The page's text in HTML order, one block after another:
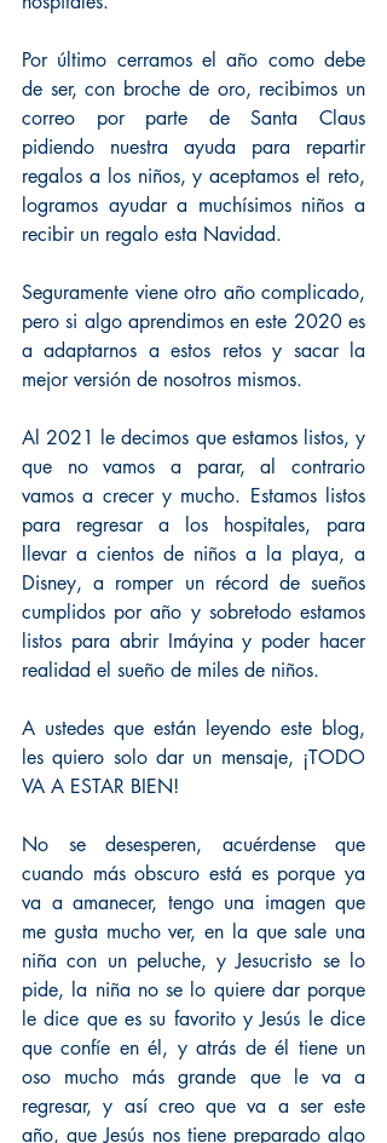
Por último cerramos el año como debe
de ser, con broche de oro, recibimos un
correo por parte de Santa Claus
pidiendo nuestra ayuda para repartir
regalos a los niños, y aceptamos el reto,
logramos ayudar a muchísimos niños a
recibir un regalo esta Navidad.
Seguramente viene otro año complicado,
pero si algo aprendimos en este 2020 es
a adaptarnos a estos retos y sacar la
mejor versión de nosotros mismos.
Al 2021 le decimos que estamos listos, y
que no vamos a parar, al contrario
vamos a crecer y mucho. Estamos listos
para regresar a los hospitales, para
llevar a cientos de niños a la playa, a
Disney, a romper un récord de sueños
cumplidos por año y sobretodo estamos
listos para abrir Imáyina y poder hacer
realidad el sueño de miles de niños.
A ustedes que están leyendo este blog,
les quiero solo dar un mensaje, ¡TODO
VA A ESTAR BIEN!
No se desesperen, acuérdense que
cuando más obscuro está es porque ya
va a amanecer, tengo una imagen que
me gusta mucho ver, en la que sale una
niña con un peluche, y Jesucristo se lo
pide, la niña no se lo quiere dar porque
le dice que es su favorito y Jesús le dice
que confíe en él, y atrás de él tiene un
oso mucho más grande que le va a
regresar, y así creo que va a ser este
año, que Jesús nos tiene preparado algo